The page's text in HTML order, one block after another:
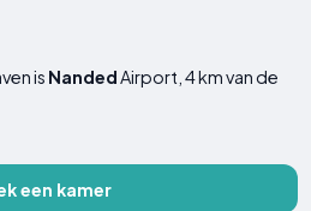
is NandedAirport, 4 km van de
een kamer